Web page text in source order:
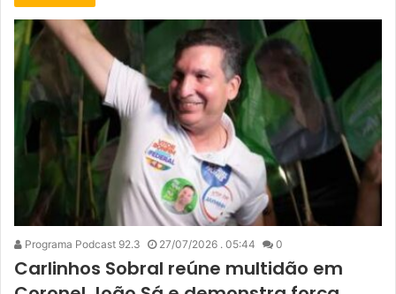
Programa Podcast 92.3 27/07/2026 . 05:44 0
Carlinhos Sobral reúne multidão em